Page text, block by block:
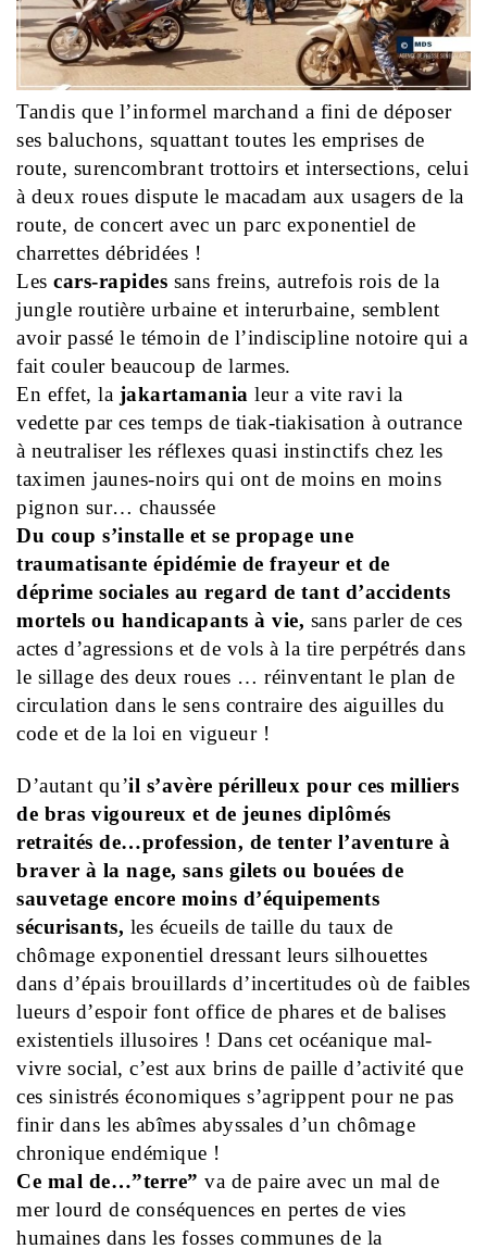
Tandis que l’informel marchand a fini de déposer
ses baluchons, squattant toutes les emprises de
route, surencombrant trottoirs et intersections, celui
à deux roues dispute le macadam aux usagers de la
route, de concert avec un parc exponentiel de
charrettes débridées !
Les cars-rapides sans freins, autrefois rois de la
jungle routière urbaine et interurbaine, semblent
avoir passé le témoin de l’indiscipline notoire qui a
fait couler beaucoup de larmes.
En effet, la jakartamania leur a vite ravi la
vedette par ces temps de tiak-tiakisation à outrance
à neutraliser les réflexes quasi instinctifs chez les
taximen jaunes-noirs qui ont de moins en moins
pignon sur… chaussée
Du coup s’installe et se propage une
traumatisante épidémie de frayeur et de
déprime sociales au regard de tant d’accidents
mortels ou handicapants à vie, sans parler de ces
actes d’agressions et de vols à la tire perpétrés dans
le sillage des deux roues … réinventant le plan de
circulation dans le sens contraire des aiguilles du
code et de la loi en vigueur !
D’autant qu’il s’avère périlleux pour ces milliers
de bras vigoureux et de jeunes diplômés
retraités de…profession, de tenter l’aventure à
braver à la nage, sans gilets ou bouées de
sauvetage encore moins d’équipements
sécurisants, les écueils de taille du taux de
chômage exponentiel dressant leurs silhouettes
dans d’épais brouillards d’incertitudes où de faibles
lueurs d’espoir font office de phares et de balises
existentiels illusoires ! Dans cet océanique mal-
vivre social, c’est aux brins de paille d’activité que
ces sinistrés économiques s’agrippent pour ne pas
finir dans les abîmes abyssales d’un chômage
chronique endémique !
Ce mal de…”terre” va de paire avec un mal de
mer lourd de conséquences en pertes de vies
humaines dans les fosses communes de la